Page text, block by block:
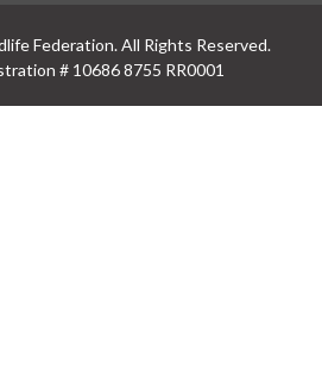
Federation. All Rights Reserved.
# 10686 8755 RR0001